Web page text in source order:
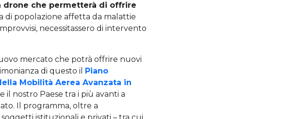
drone che permetterà di offrire
di popolazione affetta da malattie
necessitassero di intervento
mercato che potrà offrire nuovi
di questo il
Piano
Mobilità Aerea Avanzata in
il nostro Paese tra i più avanti a
Il programma, oltre a